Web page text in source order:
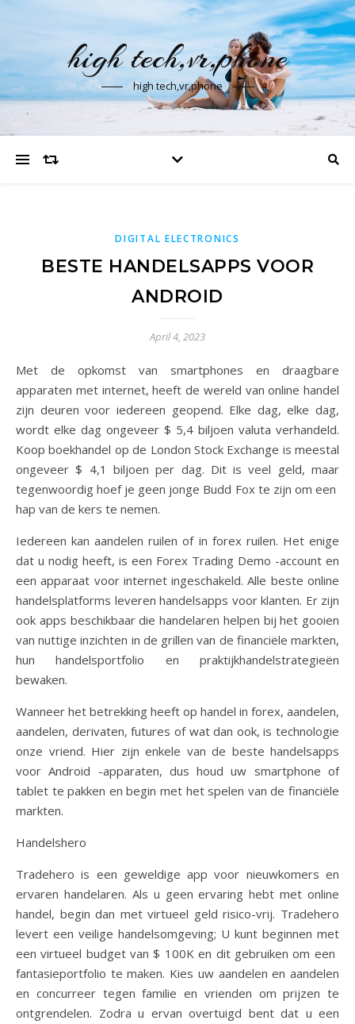
high tech,vr,phone
high tech,vr,phone
DIGITAL ELECTRONICS
BESTE HANDELSAPPS VOOR
ANDROID
April 4, 2023
Met de opkomst van smartphones en draagbare
apparaten met internet, heeft de wereld van online handel
zijn deuren voor iedereen geopend. Elke dag, elke dag,
wordt elke dag ongeveer $ 5,4 biljoen valuta verhandeld.
Koop boekhandel op de London Stock Exchange is meestal
ongeveer $ 4,1 biljoen per dag. Dit is veel geld, maar
tegenwoordig hoef je geen jonge Budd Fox te zijn om een ​​
hap van de kers te nemen.
Iedereen kan aandelen ruilen of in forex ruilen. Het enige
dat u nodig heeft, is een Forex Trading Demo -account en
een apparaat voor internet ingeschakeld. Alle beste online
handelsplatforms leveren handelsapps voor klanten. Er zijn
ook apps beschikbaar die handelaren helpen bij het gooien
van nuttige inzichten in de grillen van de financiële markten,
hun handelsportfolio en praktijkhandelstrategieën
bewaken.
Wanneer het betrekking heeft op handel in forex, aandelen,
aandelen, derivaten, futures of wat dan ook, is technologie
onze vriend. Hier zijn enkele van de beste handelsapps
voor Android -apparaten, dus houd uw smartphone of
tablet te pakken en begin met het spelen van de financiële
markten.
Handelshero
Tradehero is een geweldige app voor nieuwkomers en
ervaren handelaren. Als u geen ervaring hebt met online
handel, begin dan met virtueel geld risico-vrij. Tradehero
levert een veilige handelsomgeving; U kunt beginnen met
een virtueel budget van $ 100K en dit gebruiken om een ​​
fantasieportfolio te maken. Kies uw aandelen en aandelen
en concurreer tegen familie en vrienden om prijzen te
ontgrendelen. Zodra u ervan overtuigd bent dat u een